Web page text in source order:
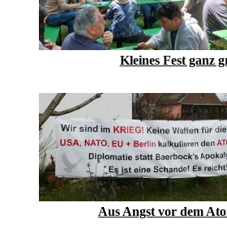
Kleines Fest ganz
Aus Angst vor dem